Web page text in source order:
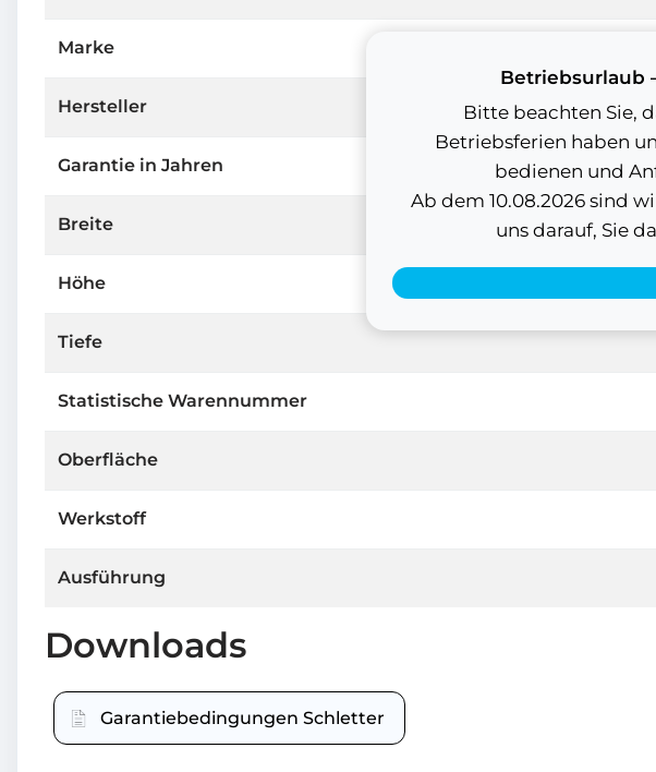
Betriebsurlaub
Bitte beachten Sie,
Betriebsferien haben
bedienen und
Ab dem 10.08.2026 sind
uns darauf, Sie
Marke
Hersteller
Garantie in Jahren
Breite
Höhe
Tiefe
Statistische Warennummer
Oberfläche
Werkstoff
Ausführung
Downloads
Garantiebedingungen Schletter